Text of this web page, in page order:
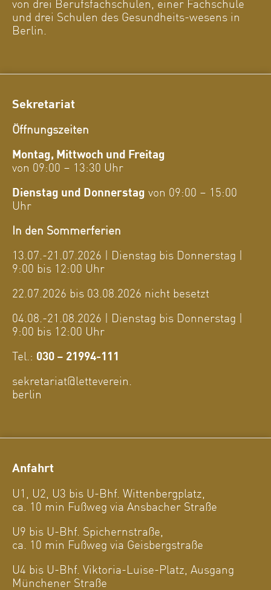
von drei Berufsfachschulen, einer Fachschule
und drei Schulen des Gesundheits-wesens in
Berlin.
Sekretariat
Öffnungszeiten
Montag, Mittwoch und Freitag
von 09:00 – 13:30 Uhr
Dienstag und Donnerstag von 09:00 – 15:00
Uhr
In den Sommerferien
13.07.-21.07.2026 | Dienstag bis Donnerstag |
9:00 bis 12:00 Uhr
22.07.2026 bis 03.08.2026 nicht besetzt
04.08.-21.08.2026 | Dienstag bis Donnerstag |
9:00 bis 12:00 Uhr
Tel.: 030 – 21994-111
sekretariat@letteverein.
berlin
Anfahrt
U1, U2, U3 bis U-Bhf. Wittenbergplatz,
ca. 10 min Fußweg via Ansbacher Straße
U9 bis U-Bhf. Spichernstraße,
ca. 10 min Fußweg via Geisbergstraße
U4 bis U-Bhf. Viktoria-Luise-Platz, Ausgang
Münchener Straße